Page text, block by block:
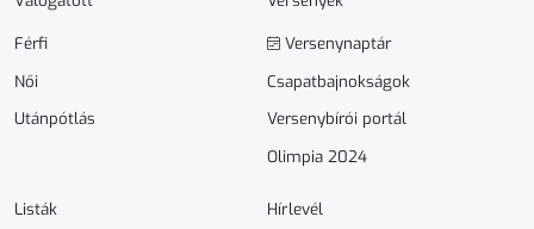
Férfi
Női
Utánpótlás
Versenynaptár
Csapatbajnokságok
Versenybírói portál
Olimpia 2024
Listák Hírlevél